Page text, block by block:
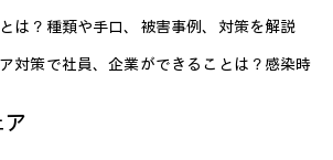
は？種類や手口、被害事例、対策を解説
対策で社員、企業ができることは？感染時